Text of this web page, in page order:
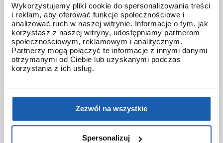
Wykorzystujemy pliki cookie do spersonalizowania treści
i reklam, aby oferować funkcje społecznościowe i
analizować ruch w naszej witrynie. Informacje o tym, jak
korzystasz z naszej witryny, udostępniamy partnerom
społecznościowym, reklamowym i analitycznym.
Partnerzy mogą połączyć te informacje z innymi danymi
otrzymanymi od Ciebie lub uzyskanymi podczas
korzystania z ich usług.
Zezwól na wszystkie
Spersonalizuj
gmw-b5000tvb
gn-1000
gpr-b1000
gpr-h1000
gr-b200raf
gr-b300
gravitymaster
gshock
gshock city camouflage
gshock do 1000 zł
gshock gmw-b5000rd
gshock gr-b200
gshock smart